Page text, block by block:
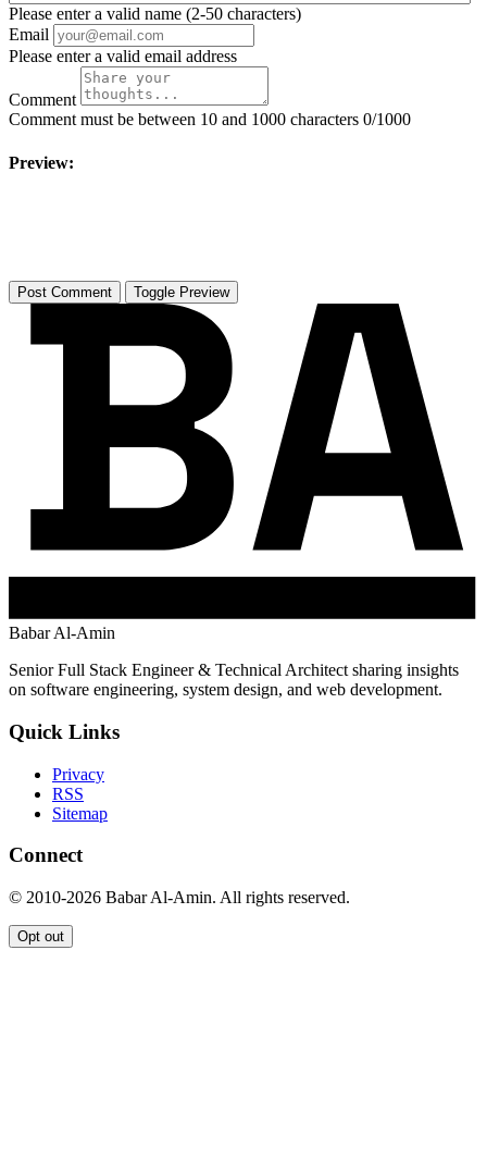
Please enter a valid name (2-50 characters)
Email
Please enter a valid email address
Comment
Comment must be between 10 and 1000 characters 0/1000
Preview:
Toggle Preview
Babar Al-Amin
Senior Full Stack Engineer & Technical Architect sharing insights
on software engineering, system design, and web development.
Quick Links
Privacy
RSS
Sitemap
Connect
© 2010-2026 Babar Al-Amin. All rights reserved.
Opt out